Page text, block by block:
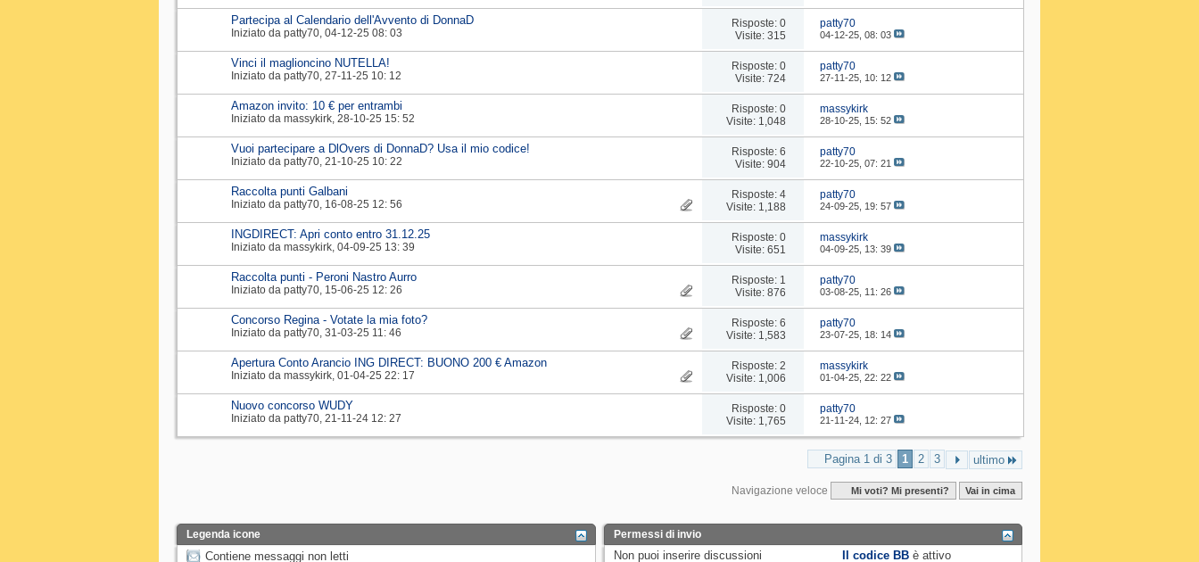
Partecipa al Calendario dell'Avvento di DonnaD
Iniziato da patty70‎, 04-12-25 08: 03
Risposte: 0
Visite: 315
patty70
04-12-25,08: 03
Vinci il maglioncino NUTELLA!
Iniziato da patty70‎, 27-11-25 10: 12
Risposte: 0
Visite: 724
patty70
27-11-25, 10: 12
Amazon invito: 10 € per entrambi
Iniziato da massykirk‎, 28-10-25 15: 52
Risposte: 0
Visite: 1,048
massykirk
28-10-25, 15: 52
Vuoi partecipare a DlOvers di DonnaD? Usa il mio codice!
Iniziato da patty70‎, 21-10-25 10: 22
Risposte: 6
Visite: 904
patty70
22-10-25,07: 21
Raccolta punti Galbani
Iniziato da patty70‎, 16-08-25 12: 56
Risposte: 4
Visite: 1,188
patty70
24-09-25, 19: 57
INGDIRECT: Apri conto entro 31.12.25
Iniziato da massykirk‎, 04-09-25 13: 39
Risposte: 0
Visite: 651
massykirk
04-09-25, 13: 39
Raccolta punti - Peroni Nastro Aurro
Iniziato da patty70‎, 15-06-25 12: 26
Risposte: 1
Visite: 876
patty70
03-08-25, 11: 26
Concorso Regina - Votate la mia foto?
Iniziato da patty70‎, 31-03-25 11: 46
Risposte: 6
Visite: 1,583
patty70
23-07-25, 18: 14
Apertura Conto Arancio ING DIRECT: BUONO 200 € Amazon
Iniziato da massykirk‎, 01-04-25 22: 17
Risposte: 2
Visite: 1,006
massykirk
01-04-25,22: 22
Nuovo concorso WUDY
Iniziato da patty70‎, 21-11-24 12: 27
Risposte: 0
Visite: 1,765
patty70
21-11-24, 12: 27
Pagina 1 di 3 1 2 3 ultimo
Navigazione veloce Mi voti? Mi presenti? Vai in cima
Legenda icone
Contiene messaggi non letti
Permessi di invio
Non puoi inserire discussioni Il codice BBè attivo